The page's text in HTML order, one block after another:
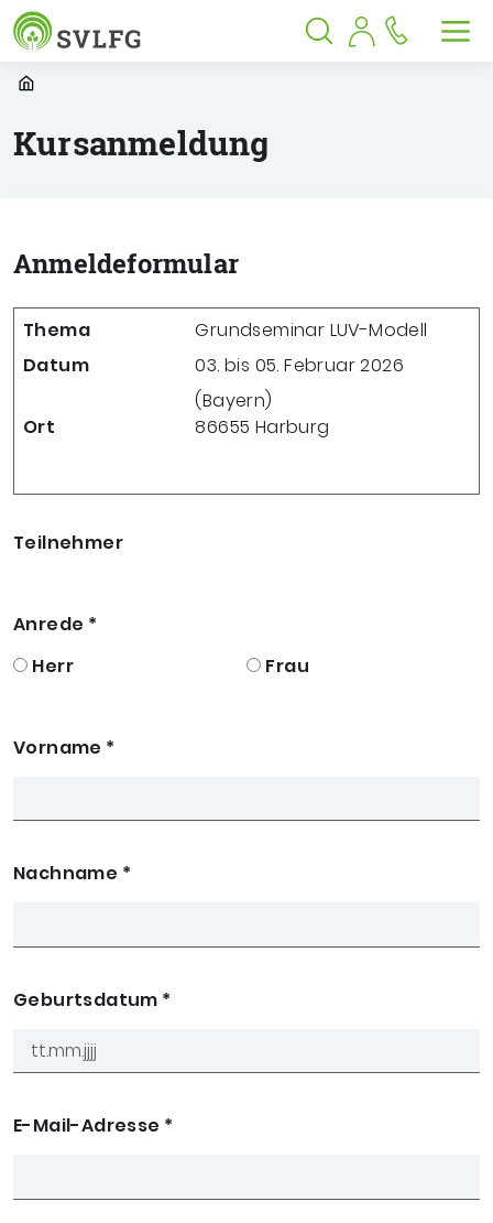
Inhalt
Suche
Springe zu: Hauptmenü
Sozialversicherung für
Suche öffnen
Suche schließen
Startpage
Kursanmeldung
Anmeldeformular
Thema
Grundseminar LUV-Modell
Datum
03. bis 05. Februar 2026
Ort
(Bayern)
86655 Harburg
Teilnehmer
Anrede *
Herr
Frau
Vorname *
Nachname *
Geburtsdatum *
E-Mail-Adresse *